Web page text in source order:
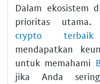
Dalam ekosistem
prioritas utama.
crypto terbaik
mendapatkan
untuk memahami
jika Anda